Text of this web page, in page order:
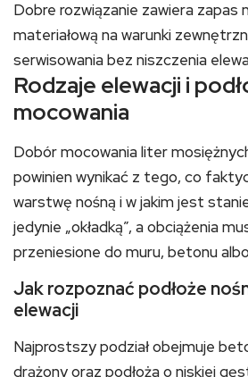
Dobre rozwiązanie zawiera zapas
materiałową na warunki
serwisowania bez niszczenia
Rodzaje elewacji i
mocowania
Dobór mocowania liter
powinien wynikać z tego, co
warstwę nośną i w jakim jest
jedynie „okładką”, a obciążenia
przeniesione do muru, betonu
Jak rozpoznać podłoże
elewacji
Najprostszy podział obejmuje
drążony oraz podłoża o niskiej